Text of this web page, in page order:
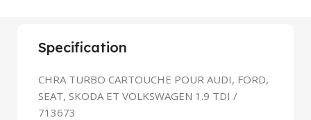
Specification
CHRA TURBO CARTOUCHE POUR AUDI, FORD,
SEAT, SKODA ET VOLKSWAGEN 1.9 TDI /
713673